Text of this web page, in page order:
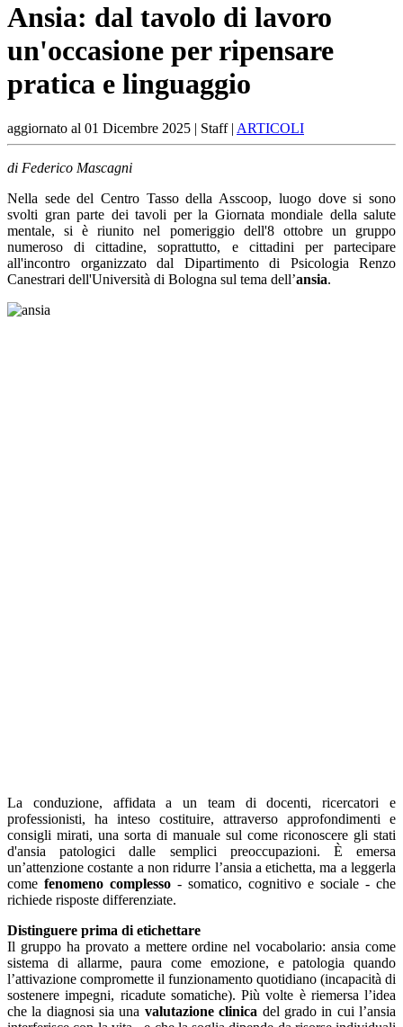
Ansia: dal tavolo di lavoro
un'occasione per ripensare
pratica e linguaggio
aggiornato al 01 Dicembre 2025 | Staff | ARTICOLI
di Federico Mascagni
Nella sede del Centro Tasso della Asscoop, luogo dove si sono
svolti gran parte dei tavoli per la Giornata mondiale della salute
mentale, si è riunito nel pomeriggio dell'8 ottobre un gruppo
numeroso di cittadine, soprattutto, e cittadini per partecipare
all'incontro organizzato dal Dipartimento di Psicologia Renzo
Canestrari dell'Università di Bologna sul tema dell’ansia.
La conduzione, affidata a un team di docenti, ricercatori e
professionisti, ha inteso costituire, attraverso approfondimenti e
consigli mirati, una sorta di manuale sul come riconoscere gli stati
d'ansia patologici dalle semplici preoccupazioni. È emersa
un’attenzione costante a non ridurre l’ansia a etichetta, ma a leggerla
come fenomeno complesso - somatico, cognitivo e sociale - che
richiede risposte differenziate.
Distinguere prima di etichettare
Il gruppo ha provato a mettere ordine nel vocabolario: ansia come
sistema di allarme, paura come emozione, e patologia quando
l’attivazione compromette il funzionamento quotidiano (incapacità di
sostenere impegni, ricadute somatiche). Più volte è riemersa l’idea
che la diagnosi sia una valutazione clinica del grado in cui l’ansia